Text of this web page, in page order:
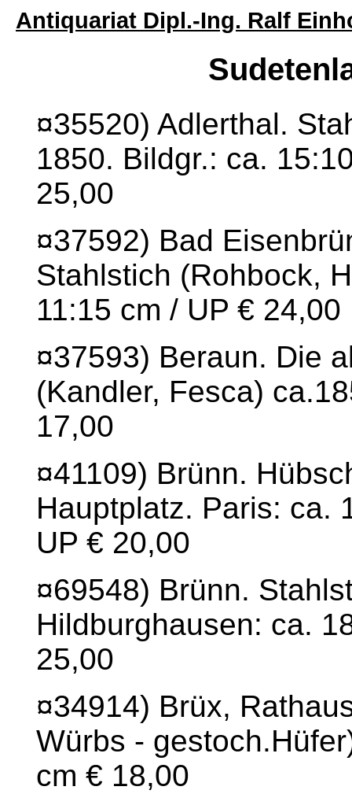
Antiquariat Dipl.-Ing. Ralf
¤35520) Adlerthal.
1850. Bildgr.: ca.
25,00
¤37592) Bad
Stahlstich (Rohbock,
11:15 cm / UP € 24,00
¤37593) Beraun. Die
(Kandler, Fesca)
17,00
¤41109) Brünn.
Hauptplatz. Paris: ca.
UP € 20,00
¤69548) Brünn.
Hildburghausen: ca.
25,00
¤34914) Brüx,
Würbs -
cm € 18,00